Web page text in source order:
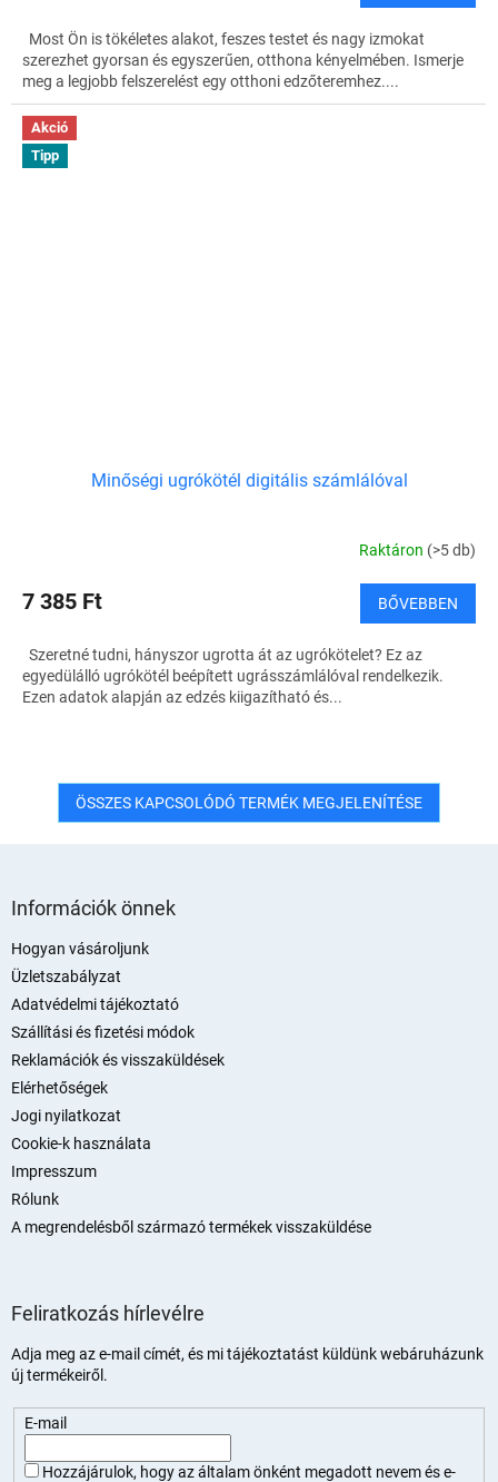
Most Ön is tökéletes alakot, feszes testet és nagy izmokat
szerezhet gyorsan és egyszerűen, otthona kényelmében. Ismerje
meg a legjobb felszerelést egy otthoni edzőteremhez....
Akció
Tipp
Minőségi ugrókötél digitális számlálóval
Raktáron (>5 db)
7 385 Ft BŐVEBBEN
Szeretné tudni, hányszor ugrotta át az ugrókötelet? Ez az
egyedülálló ugrókötél beépített ugrásszámlálóval rendelkezik.
Ezen adatok alapján az edzés kiigazítható és...
ÖSSZES KAPCSOLÓDÓ TERMÉK MEGJELENÍTÉSE
Információk önnek
Hogyan vásároljunk
Üzletszabályzat
Adatvédelmi tájékoztató
Szállítási és fizetési módok
Reklamációk és visszaküldések
Elérhetőségek
Jogi nyilatkozat
Cookie-k használata
Impresszum
Rólunk
A megrendelésből származó termékek visszaküldése
Feliratkozás hírlevélre
Adja meg az e-mail címét, és mi tájékoztatást küldünk webáruházunk
új termékeiről.
E-mail
Hozzájárulok, hogy az általam önként megadott nevem és e-